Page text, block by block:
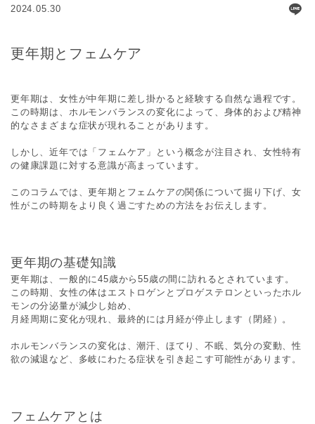
2024.05.30
更年期とフェムケア
更年期は、女性が中年期に差し掛かると経験する自然な過程です。
この時期は、ホルモンバランスの変化によって、身体的および精神
的なさまざまな症状が現れることがあります。
しかし、近年では「フェムケア」という概念が注目され、女性特有
の健康課題に対する意識が高まっています。
このコラムでは、更年期とフェムケアの関係について掘り下げ、女
性がこの時期をより良く過ごすための方法をお伝えします。
更年期の基礎知識
更年期は、一般的に45歳から55歳の間に訪れるとされています。
この時期、女性の体はエストロゲンとプロゲステロンといったホル
モンの分泌量が減少し始め、
月経周期に変化が現れ、最終的には月経が停止します（閉経）。
ホルモンバランスの変化は、潮汗、ほてり、不眠、気分の変動、性
欲の減退など、多岐にわたる症状を引き起こす可能性があります。
フェムケアとは